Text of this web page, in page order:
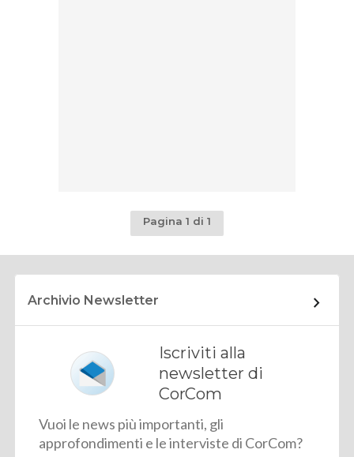
Pagina 1 di 1
Archivio Newsletter
Iscriviti alla
newsletter di
CorCom
Vuoi le news più importanti, gli
approfondimenti e le interviste di CorCom?